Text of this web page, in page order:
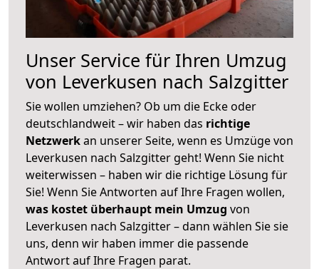
Unser Service für Ihren Umzug
von Leverkusen nach Salzgitter
Sie wollen umziehen? Ob um die Ecke oder
deutschlandweit – wir haben das richtige
Netzwerkan unserer Seite, wenn es Umzüge von
Leverkusen nach Salzgitter geht! Wenn Sie nicht
weiterwissen – haben wir die richtige Lösung für
Sie! Wenn Sie Antworten auf Ihre Fragen wollen,
was kostet überhaupt mein Umzug von
Leverkusen nach Salzgitter – dann wählen Sie sie
uns, denn wir haben immer die passende
Antwort auf Ihre Fragen parat.